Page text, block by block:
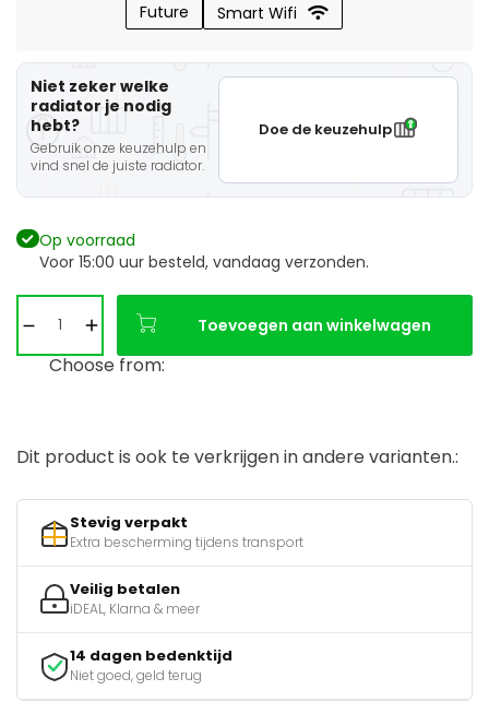
Future
Smart Wifi
Niet zeker welke
radiator je nodig
hebt?
Gebruik onze keuzehulp en
vind snel de juiste radiator.
Doe de keuzehulp
Op voorraad
Voor 15:00 uur besteld, vandaag verzonden.
Toevoegen aan winkelwagen
Choose from:
Dit product is ook te verkrijgen in andere varianten.:
Stevig verpakt
Extra bescherming tijdens transport
Veilig betalen
iDEAL, Klarna & meer
14 dagen bedenktijd
Niet goed, geld terug